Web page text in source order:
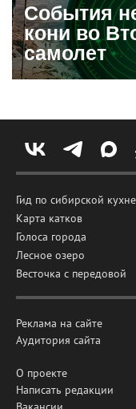
События
кони во
самолет
Гид по сибирской кухне
Карта катков
Голоса города
Лесное озеро
Весточка с передовой
Реклама на сайте
Аудитория сайта
О проекте
Написать редакции